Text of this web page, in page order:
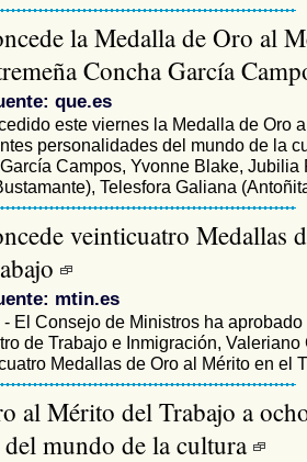
la Medalla de Oro al
Concha García
que.es
este viernes la Medalla de Oro
personalidades del mundo de la
Campos, Yvonne Blake, Jubilia
Telesfora Galiana
veinticuatro Medallas
mtin.es
El Consejo de Ministros ha aprobado
de Trabajo e Inmigración, Valeriano
Medallas de Oro al Mérito en el
al Mérito del Trabajo a
mundo de la cultura